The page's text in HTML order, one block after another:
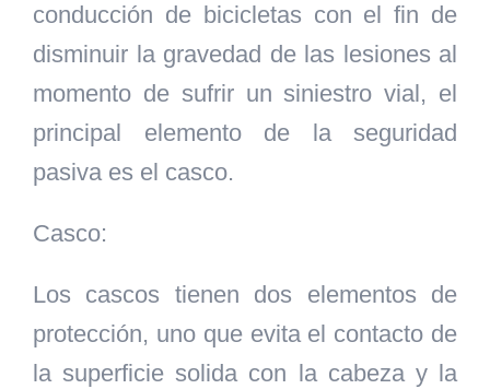
conducción de bicicletas con el fin de
disminuir la gravedad de las lesiones al
momento de sufrir un siniestro vial, el
principal elemento de la seguridad
pasiva es el casco.
Casco:
Los cascos tienen dos elementos de
protección, uno que evita el contacto de
la superficie solida con la cabeza y la